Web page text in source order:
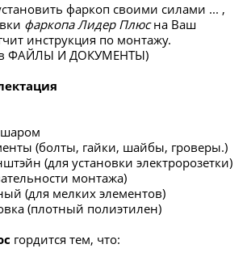
фаркоп своими силами ... ,
фаркопа Лидер Плюсна Ваш
инструкция по монтажу.
в ФАЙЛЫ И ДОКУМЕНТЫ)
(болты, гайки, шайбы, гроверы.)
(для установки электророзетки)
монтажа)
(для мелких элементов)
(плотный полиэтилен)
гордится тем, что: